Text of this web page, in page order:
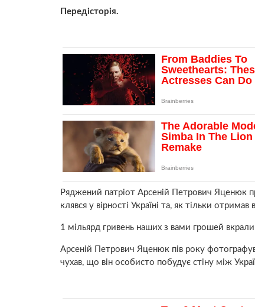
Передісторія.
Ряджений патріот Арсеній Петрович Яценюк
клявся у вірності Україні та, як тільки
1 мільярд гривень наших з вами грошей вкрали
Арсеній Петрович Яценюк пів року
чухав, що він особисто побудує стіну між